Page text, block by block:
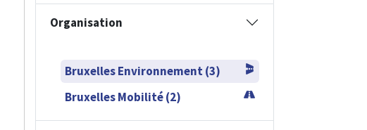
Organisation
Bruxelles Environnement (3)
Bruxelles Mobilité (2)